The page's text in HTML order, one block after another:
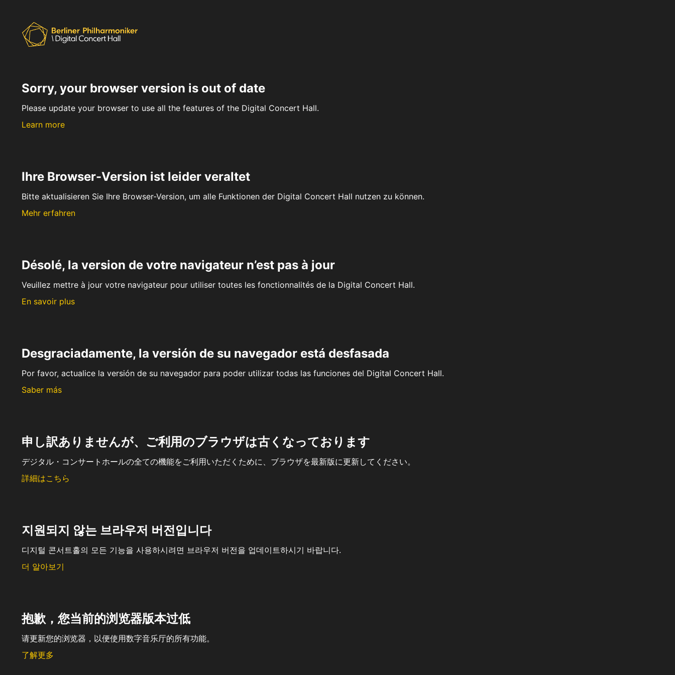
Sorry, your browser version is out of date
Please update your browser to use all the features of the Digital Concert Hall.
Learn more
Ihre Browser-Version ist leider veraltet
Bitte aktualisieren Sie Ihre Browser-Version, um alle Funktionen der Digital Concert Hall nutzen zu können.
Mehr erfahren
Désolé, la version de votre navigateur n’est pas à jour
Veuillez mettre à jour votre navigateur pour utiliser toutes les fonctionnalités de la Digital Concert Hall.
En savoir plus
Desgraciadamente, la versión de su navegador está desfasada
Por favor, actualice la versión de su navegador para poder utilizar todas las funciones del Digital Concert Hall.
Saber más
申し訳ありませんが、ご利用のブラウザは古くなっております
デジタル・コンサートホールの全ての機能をご利用いただくために、ブラウザを最新版に更新してください。
詳細はこちら
지원되지 않는 브라우저 버전입니다
디지털 콘서트홀의 모든 기능을 사용하시려면 브라우저 버전을 업데이트하시기 바랍니다.
더 알아보기
抱歉，您当前的浏览器版本过低
请更新您的浏览器，以便使用数字音乐厅的所有功能。
了解更多